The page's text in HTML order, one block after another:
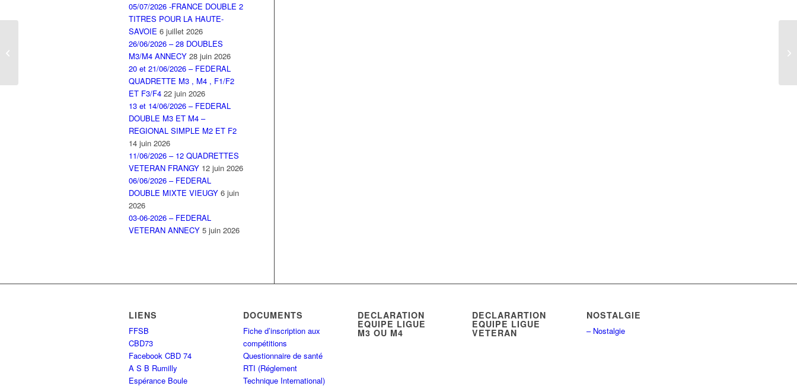
05/07/2026 -FRANCE DOUBLE 2
TITRES POUR LA HAUTE-
SAVOIE 6 juillet 2026
26/06/2026 – 28 DOUBLES
M3/M4 ANNECY 28 juin 2026
20 et 21/06/2026 – FEDERAL
QUADRETTE M3 , M4 , F1/F2
ET F3/F4 22 juin 2026
13 et 14/06/2026 – FEDERAL
DOUBLE M3 ET M4 –
REGIONAL SIMPLE M2 ET F2
14 juin 2026
11/06/2026 – 12 QUADRETTES
VETERAN FRANGY 12 juin 2026
06/06/2026 – FEDERAL
DOUBLE MIXTE VIEUGY 6 juin
2026
03-06-2026 – FEDERAL
VETERAN ANNECY 5 juin 2026
LIENS
FFSB
CBD73
Facebook CBD 74
A S B Rumilly
Espérance Boule
DOCUMENTS
Fiche d’inscription aux
compétitions
Questionnaire de santé
RTI (Réglement
Technique International)
DECLARATION
EQUIPE LIGUE
M3 OU M4
DECLARARTION
EQUIPE LIGUE
VETERAN
NOSTALGIE
– Nostalgie